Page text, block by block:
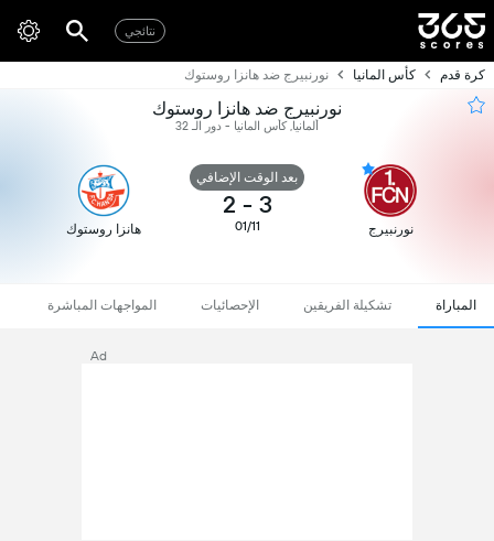
نتائجي
كرة قدم كأس المانيا نورنبيرج ضد هانزا روستوك
نورنبيرج ضد هانزا روستوك
ألمانيا, كأس المانيا - دور الـ 32
نورنبيرج
بعد الوقت الإضافي
3
-
2
01/11 هانزا روستوك
المباراة تشكيلة الفريقين الإحصائيات المواجهات المباشرة
Ad